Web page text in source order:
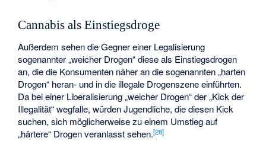
Cannabis als Einstiegsdroge
Außerdem sehen die Gegner einer Legalisierung
sogenannter „weicher Drogen“ diese als Einstiegsdrogen
an, die die Konsumenten näher an die sogenannten „harten
Drogen“ heran- und in die illegale Drogenszene einführten.
Da bei einer Liberalisierung „weicher Drogen“ der „Kick der
Illegalität“ wegfalle, würden Jugendliche, die diesen Kick
suchen, sich möglicherweise zu einem Umstieg auf
„härtere“ Drogen veranlasst sehen.[28]